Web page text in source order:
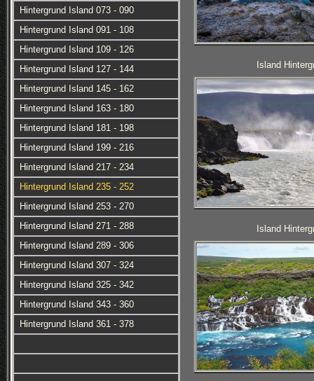
Hintergrund Island 073 - 090
Hintergrund Island 091 - 108
Hintergrund Island 109 - 126
Hintergrund Island 127 - 144
Hintergrund Island 145 - 162
Hintergrund Island 163 - 180
Hintergrund Island 181 - 198
Hintergrund Island 199 - 216
Hintergrund Island 217 - 234
Hintergrund Island 235 - 252
Hintergrund Island 253 - 270
Hintergrund Island 271 - 288
Hintergrund Island 289 - 306
Hintergrund Island 307 - 324
Hintergrund Island 325 - 342
Hintergrund Island 343 - 360
Hintergrund Island 361 - 378
Island
Island